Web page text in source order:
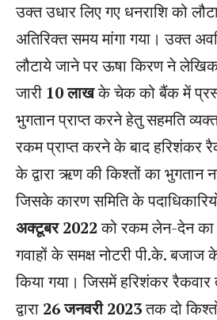
उक्त उधार लिए गए धनराशि को
अतिरिक्त समय मांगा गया। उक्त
लौटाये जाने पर ऊषा किरण ने
जारी 10 लाखके चेक को बैंक में
भुगतान प्राप्त करने हेतु सहमति
रकम प्राप्त करने के बाद हरिशंकर
के द्वारा ऋण की किश्तों का भुगतान
जिसके कारण समिति के
अक्टूबर 2022को रकम लेन-देन का
गवाहों के समक्ष नोटरी पी.के. बजाज
किया गया। जिसमें हरिशंकर
द्वारा 26 जनवरी 2023तक दो